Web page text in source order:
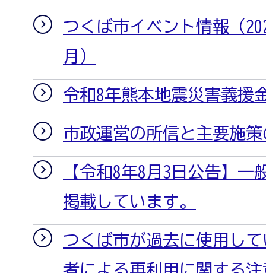
団体における財源充実に
（政策イノベーション部
2026年08月05日
2026年08月04日
Filling a Vacant
11月任用ALT補充募集
2026年08月04日
アイラブつくばフェス
つくば市イベント情報（
月）
令和8年熊本地震災害義援
市政運営の所信と主要施
【令和8年8月3日公告】一
掲載しています。
つくば市が過去に使用し
者による再利用に関する